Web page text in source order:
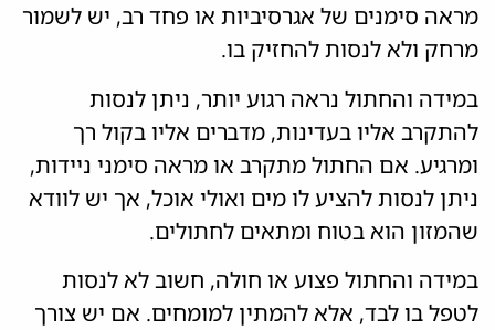
מראה סימנים של אגרסיביות או פחד רב, יש לשמור
מרחק ולא לנסות להחזיק בו.
במידה והחתול נראה רגוע יותר, ניתן לנסות
להתקרב אליו בעדינות, מדברים אליו בקול רך
ומרגיע. אם החתול מתקרב או מראה סימני ניידות,
ניתן לנסות להציע לו מים ואולי אוכל, אך יש לוודא
שהמזון הוא בטוח ומתאים לחתולים.
במידה והחתול פצוע או חולה, חשוב לא לנסות
לטפל בו לבד, אלא להמתין למומחים. אם יש צורך